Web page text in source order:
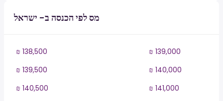
מס לפי הכנסה ב- ישראל
₪ 138,500
₪ 139,000
₪ 139,500
₪ 140,000
₪ 140,500
₪ 141,000